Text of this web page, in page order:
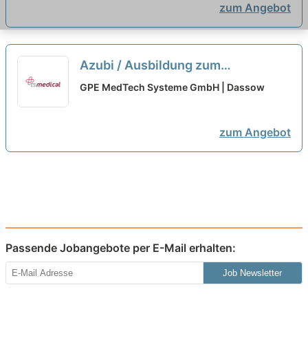
zum Angebot
Azubi / Ausbildung zum
Industriemechaniker (m/w/d) neu
GPE MedTech Systeme GmbH | Dassow
zum Angebot
Passende Jobangebote per E-Mail erhalten:
Job Newsletter